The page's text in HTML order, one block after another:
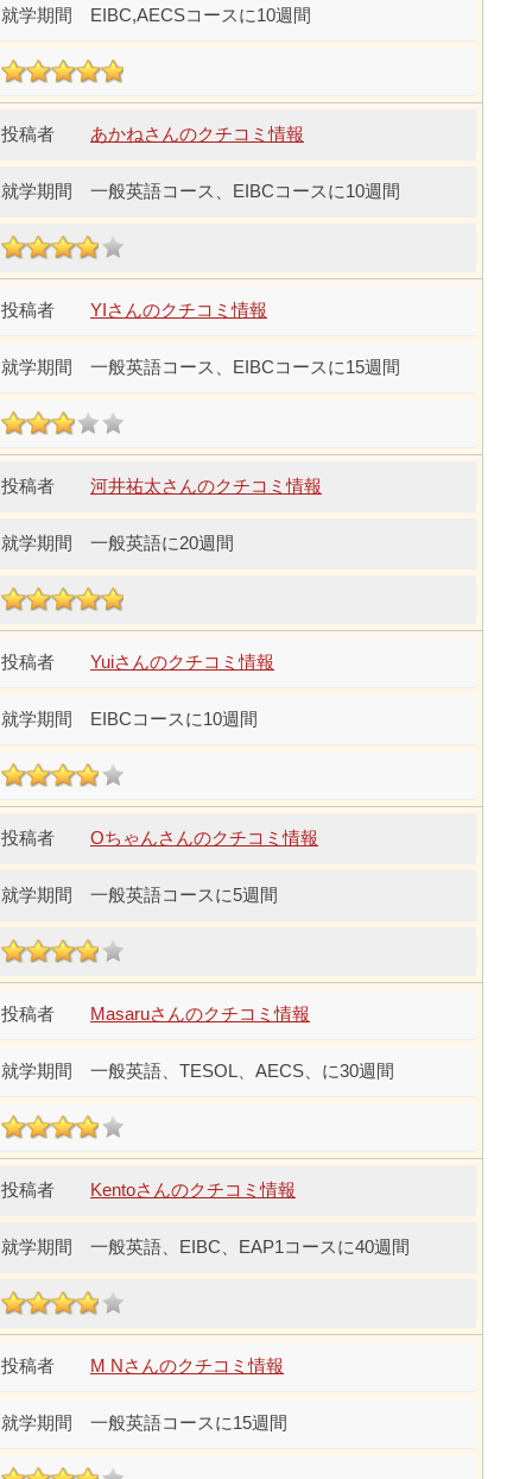
EIBC,AECSコースに10週間
あかねさんのクチコミ情報
一般英語コース、EIBCコースに10週間
YIさんのクチコミ情報
一般英語コース、EIBCコースに15週間
河井祐太さんのクチコミ情報
一般英語に20週間
Yuiさんのクチコミ情報
EIBCコースに10週間
Oちゃんさんのクチコミ情報
一般英語コースに5週間
Masaruさんのクチコミ情報
一般英語、TESOL、AECS、に30週間
Kentoさんのクチコミ情報
一般英語、EIBC、EAP1コースに40週間
M Nさんのクチコミ情報
一般英語コースに15週間